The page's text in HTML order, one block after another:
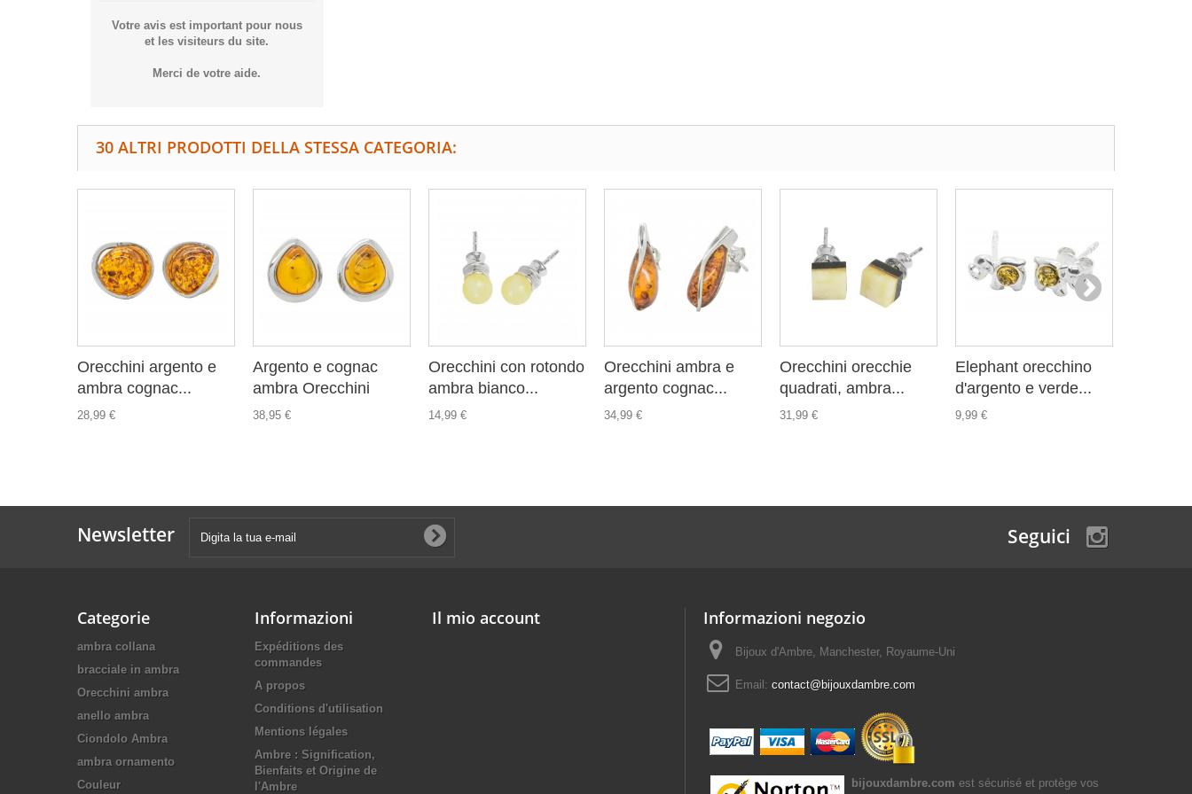
Votre avis est important pour nous
et les visiteurs du site.
Merci de votre aide.
30 ALTRI PRODOTTI DELLA STESSA CATEGORIA:
Orecchini argento e
ambra cognac...
28,99 €
Argento e cognac
ambra Orecchini
38,95 €
Orecchini con rotondo
ambra bianco...
14,99 €
Orecchini ambra e
argento cognac...
34,99 €
Orecchini orecchie
quadrati, ambra...
31,99 €
Elephant orecchino
d'argento e verde...
9,99 €
Newsletter Seguici
Categorie
ambra collana
bracciale in ambra
Orecchini ambra
anello ambra
Ciondolo Ambra
ambra ornamento
Couleur
Informazioni
Expéditions des
commandes
A propos
Conditions d'utilisation
Mentions légales
Ambre : Signification,
Bienfaits et Origine de
l'Ambre
Il mio account Informazioni negozio
Bijoux d'Ambre, Manchester, Royaume-Uni
Email: contact@bijouxdambre.com
bijouxdambre.com est sécurisé et protège vos